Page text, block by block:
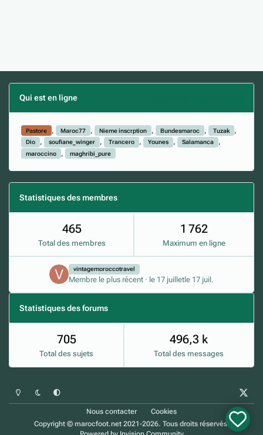
Qui est en ligne
Pastore Maroc77 Nieme inscrption Bundesmaroc
Tuzak
Dio
soufiane_winger Trancero Younes
Salamanca
maroccino
maghribi_pure
Statistiques des membres
465
Total des membres
1 762
Maximum en ligne
vintagemoroccotravel
Membre le plus récent · le 17 juilletle 17 juil.
Statistiques des forums
Total des sujets
705
Total des messages
496,3 k
Mode clairMode sombrePréférence du système
Nous contacter
Cookies
Copyright © marocfoot.net 2021-2026. Tous droits réservés.